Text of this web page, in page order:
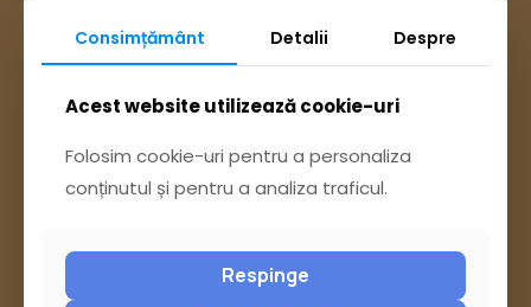
Ai întrebări? Accesează
Pagina Contact
Consimțământ Detalii Despre
Acest website utilizează cookie-uri
Folosim cookie-uri pentru a personaliza
conținutul și pentru a analiza traficul.
Respinge